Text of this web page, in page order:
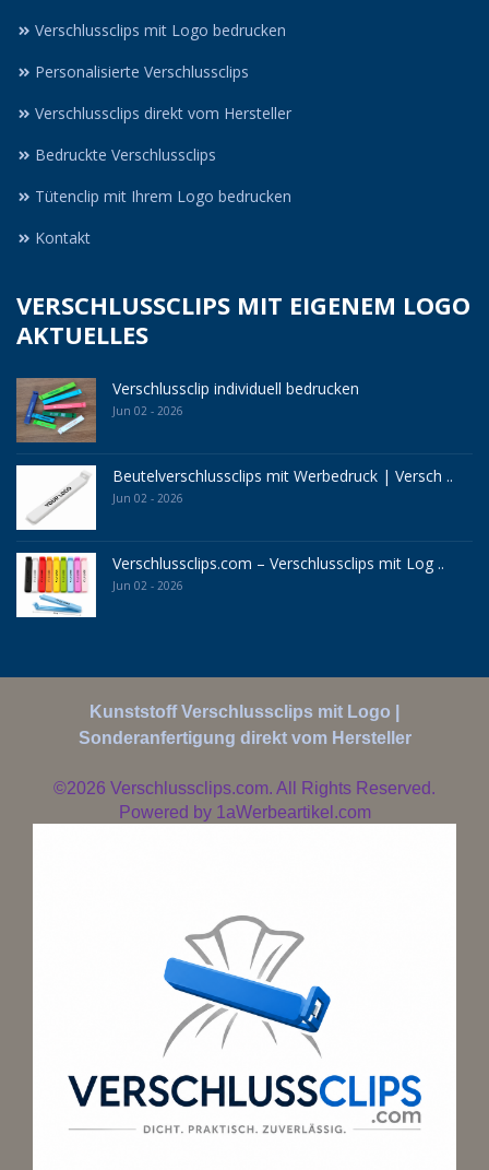
Verschlussclips mit Logo bedrucken
Personalisierte Verschlussclips
Verschlussclips direkt vom Hersteller
Bedruckte Verschlussclips
Tütenclip mit Ihrem Logo bedrucken
Kontakt
VERSCHLUSSCLIPS MIT EIGENEM LOGO
AKTUELLES
Verschlussclip individuell bedrucken
Jun 02 - 2026
Beutelverschlussclips mit Werbedruck | Versch ..
Jun 02 - 2026
Verschlussclips.com – Verschlussclips mit Log ..
Jun 02 - 2026
Kunststoff Verschlussclips mit Logo |
Sonderanfertigung direkt vom Hersteller
©2026 Verschlussclips.com. All Rights Reserved.
Powered by 1aWerbeartikel.com